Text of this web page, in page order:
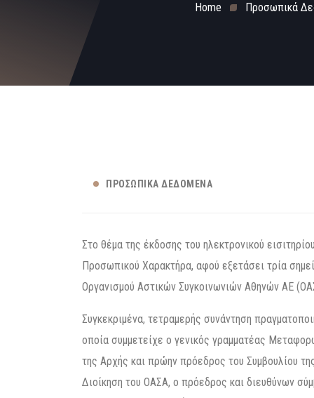
Home Προσωπικά
ΠΡΟΣΩΠΙΚΆ ΔΕΔΟΜΈΝΑ
Στο θέμα της έκδοσης του ηλεκτρονικού
Προσωπικού Χαρακτήρα, αφού εξετάσει τρία
Οργανισμού Αστικών Συγκοινωνιών Αθηνών ΑΕ
Συγκεκριμένα, τετραμερής συνάντηση
οποία συμμετείχε ο γενικός γραμματέας
της Αρχής και πρώην πρόεδρος του Συμβουλίου
Διοίκηση του ΟΑΣΑ, ο πρόεδρος και διευθύνων